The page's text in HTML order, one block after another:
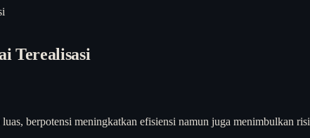
Terealisasi
berpotensi meningkatkan efisiensi namun juga menimbulkan